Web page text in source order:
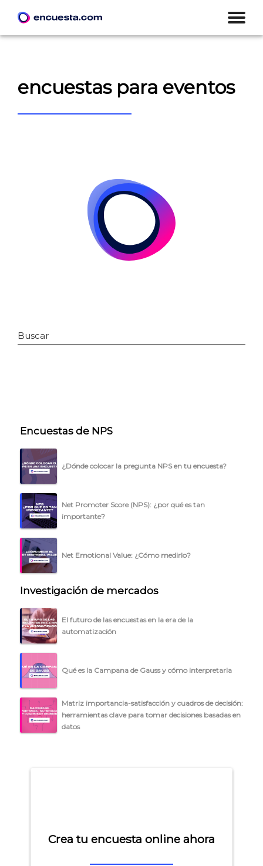
INICIO
CÓMO FUNCIONA
PLANTILLAS
PRECIOS
BLOG
ACCEDER →
encuestas para eventos
Buscar
Encuestas de NPS
¿Dónde colocar la pregunta NPS en tu encuesta?
Net Promoter Score (NPS): ¿por qué es tan
importante?
Net Emotional Value: ¿Cómo medirlo?
Investigación de mercados
El futuro de las encuestas en la era de la
automatización
Qué es la Campana de Gauss y cómo interpretarla
Matriz importancia-satisfacción y cuadros de decisión:
herramientas clave para tomar decisiones basadas en
datos
Crea tu encuesta online ahora